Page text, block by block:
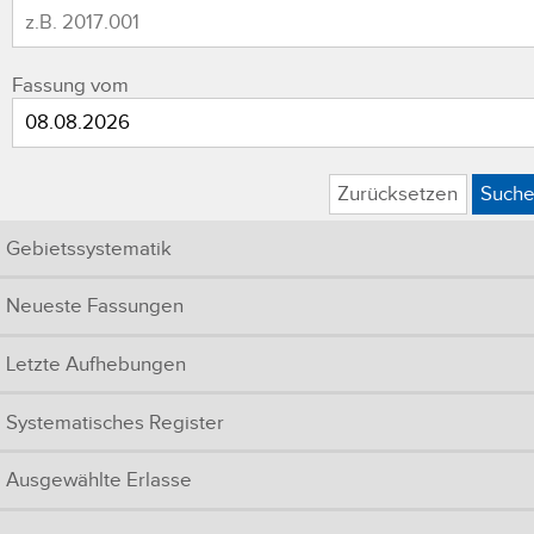
Fassung vom
Zurücksetzen
Gebietssystematik
Neueste Fassungen
Letzte Aufhebungen
Systematisches Register
Ausgewählte Erlasse